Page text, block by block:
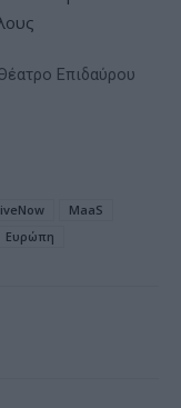
Επιδαύρου
MaaS
Ευρώπη